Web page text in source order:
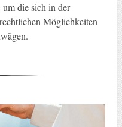
um die sich in der
Möglichkeiten